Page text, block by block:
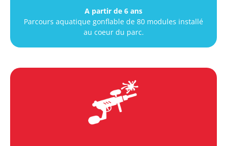
A partir de 6 ans
Parcours aquatique gonflable de 80 modules installé
au coeur du parc.